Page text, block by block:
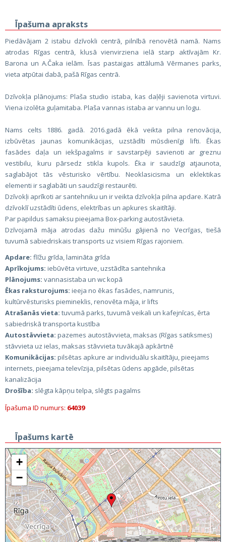
Īpašuma apraksts
Piedāvājam 2 istabu dzīvokli centrā, pilnībā renovētā namā. Nams
atrodas Rīgas centrā, klusā vienvirziena ielā starp aktīvajām Kr.
Barona un A.Čaka ielām. Īsas pastaigas attālumā Vērmanes parks,
vieta atpūtai dabā, pašā Rīgas centrā.
Dzīvokļa plānojums: Plaša studio istaba, kas daļēji savienota virtuvi.
Viena izolēta guļamitaba. Plaša vannas istaba ar vannu un logu.
Nams celts 1886. gadā. 2016.gadā ēkā veikta pilna renovācija,
izbūvētas jaunas komunikācijas, uzstādīti mūsdienīgi lifti. Ēkas
fasādes daļa un iekšpagalms ir savstarpēji savienoti ar greznu
vestibilu, kuru pārsedz stikla kupols. Ēka ir saudzīgi atjaunota,
saglabājot tās vēsturisko vērtību. Neoklasicisma un eklektikas
elementi ir saglabāti un saudzīgi restaurēti.
Dzīvokļi aprīkoti ar santehniku un ir veikta dzīvokļa pilna apdare. Katrā
dzīvoklī uzstādīti ūdens, elektrības un apkures skaitītāji.
Par papildus samaksu pieejama Box-parking autostāvieta.
Dzīvojamā māja atrodas dažu minūšu gājienā no Vecrīgas, tiešā
tuvumā sabiedriskais transports uz visiem Rīgas rajoniem.
Apdare: flīžu grīda, lamināta grīda
Aprīkojums: iebūvēta virtuve, uzstādīta santehnika
Plānojums: vannasistaba un wc kopā
Ēkas raksturojums: ieeja no ēkas fasādes, namrunis,
kultūrvēsturisks piemineklis, renovēta māja, ir lifts
Atrašanās vieta: tuvumā parks, tuvumā veikali un kafejnīcas, ērta
sabiedriskā transporta kustība
Autostāvvieta: pazemes autostāvvieta, maksas (Rīgas satiksmes)
stāvvieta uz ielas, maksas stāvvieta tuvākajā apkārtnē
Komunikācijas: pilsētas apkure ar individuālu skaitītāju, pieejams
internets, pieejama televīzija, pilsētas ūdens apgāde, pilsētas
kanalizācija
Drošība: slēgta kāpņu telpa, slēgts pagalms
Īpašuma ID numurs: 64039
Īpašums kartē
+
−